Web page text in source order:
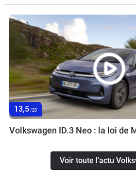
13,5 /20
Volkswagen ID.3 Neo : la loi de
Voir toute l'actu